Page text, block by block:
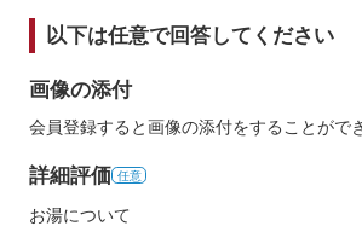
以下は任意で回答してください
画像の添付
会員登録すると画像の添付をすることがで
詳細評価 任意
お湯について